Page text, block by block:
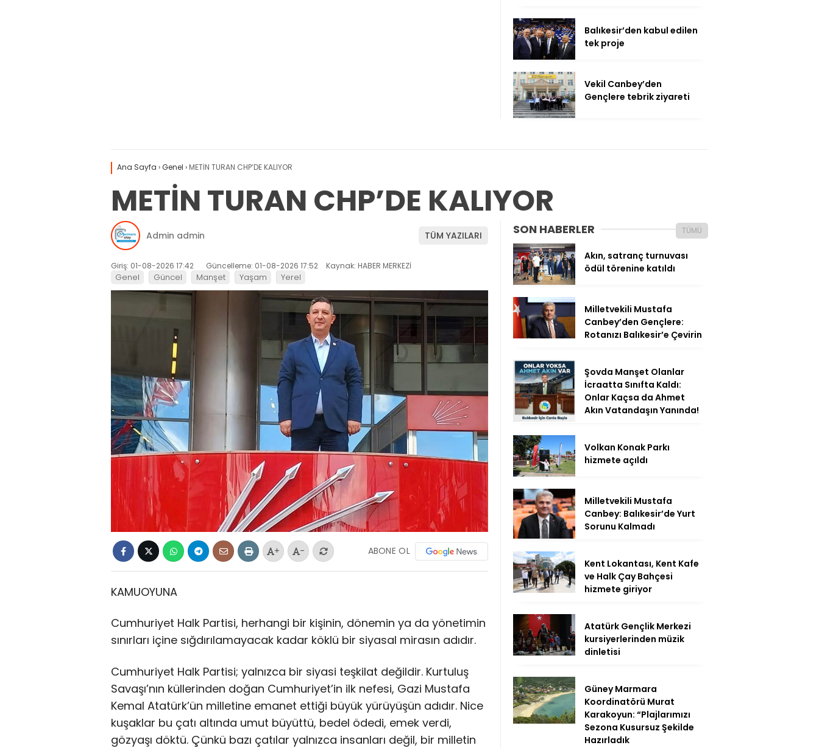
Balıkesir’den kabul edilen
tek proje
Vekil Canbey’den
Gençlere tebrik ziyareti
Ana Sayfa ›Genel › METİN TURAN CHP’DE KALIYOR
METİN TURAN CHP’DE KALIYOR
Admin admin TÜM YAZILARI
Giriş: 01-08-2026 17:42 Güncelleme: 01-08-2026 17:52 Kaynak: HABER MERKEZİ
Genel Güncel Manşet Yaşam Yerel
+ - ABONE OL
KAMUOYUNA
Cumhuriyet Halk Partisi, herhangi bir kişinin, dönemin ya da yönetimin
sınırları içine sığdırılamayacak kadar köklü bir siyasal mirasın adıdır.
Cumhuriyet Halk Partisi; yalnızca bir siyasi teşkilat değildir. Kurtuluş
Savaşı’nın küllerinden doğan Cumhuriyet’in ilk nefesi, Gazi Mustafa
Kemal Atatürk’ün milletine emanet ettiği büyük yürüyüşün adıdır. Nice
kuşaklar bu çatı altında umut büyüttü, bedel ödedi, emek verdi,
gözyaşı döktü. Çünkü bazı çatılar yalnızca insanları değil, bir milletin
SON HABERLER TÜMÜ
Akın, satranç turnuvası
ödül törenine katıldı
Milletvekili Mustafa
Canbey’den Gençlere:
Rotanızı Balıkesir’e Çevirin
Şovda Manşet Olanlar
İcraatta Sınıfta Kaldı:
Onlar Kaçsa da Ahmet
Akın Vatandaşın Yanında!
Volkan Konak Parkı
hizmete açıldı
Milletvekili Mustafa
Canbey: Balıkesir’de Yurt
Sorunu Kalmadı
Kent Lokantası, Kent Kafe
ve Halk Çay Bahçesi
hizmete giriyor
Atatürk Gençlik Merkezi
kursiyerlerinden müzik
dinletisi
Güney Marmara
Koordinatörü Murat
Karakoyun: “Plajlarımızı
Sezona Kusursuz Şekilde
Hazırladık